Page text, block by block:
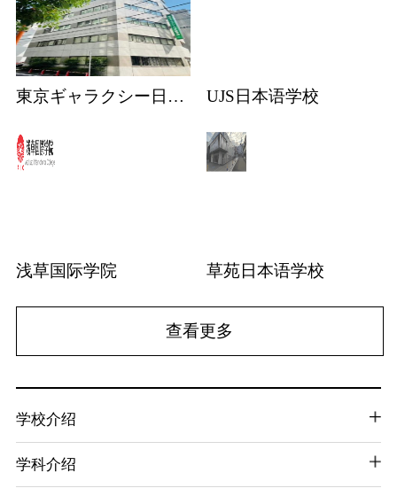
東京ギャラクシー日本語学校 UJS日本语学校
浅草国际学院 草苑日本语学校
查看更多
学校介绍
学科介绍